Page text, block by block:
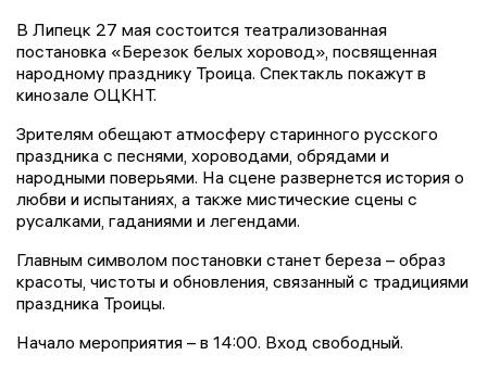
В Липецк 27 мая состоится театрализованная
постановка «Березок белых хоровод», посвященная
народному празднику Троица. Спектакль покажут в
кинозале ОЦКНТ.
Зрителям обещают атмосферу старинного русского
праздника с песнями, хороводами, обрядами и
народными поверьями. На сцене развернется история о
любви и испытаниях, а также мистические сцены с
русалками, гаданиями и легендами.
Главным символом постановки станет береза – образ
красоты, чистоты и обновления, связанный с традициями
праздника Троицы.
Начало мероприятия – в 14:00. Вход свободный.